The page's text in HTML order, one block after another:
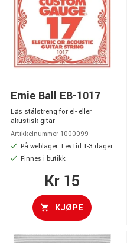
Ernie Ball EB-1017
Løs stålstreng for el- eller
akustisk gitar
Artikkelnummer 1000099
På weblager. Lev.tid 1-3 dager
Finnes i butikk
Kr 15
KJØPE